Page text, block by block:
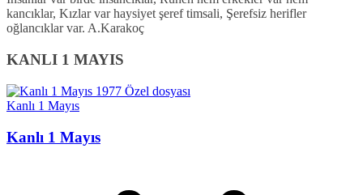
kancıklar, Kızlar var haysiyet şeref timsali, Şerefsiz herifler
oğlancıklar var. A.Karakoç
KANLI 1 MAYIS
Kanlı 1 Mayıs
Kanlı 1 Mayıs